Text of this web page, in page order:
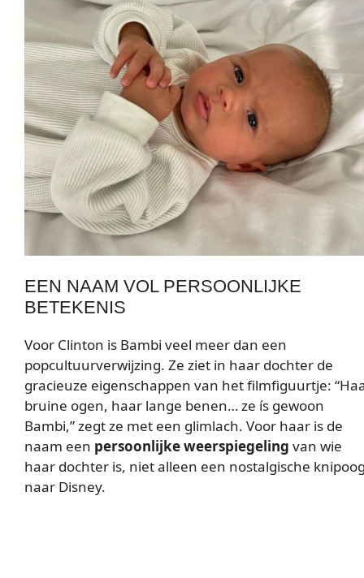
EEN NAAM VOL PERSOONLIJKE
BETEKENIS
Voor Clinton is Bambi veel meer dan een
popcultuurverwijzing. Ze ziet in haar dochter de
gracieuze eigenschappen van het filmfiguurtje:
bruine ogen, haar lange benen… ze ís gewoon
Bambi,” zegt ze met een glimlach. Voor haar is de
naam een persoonlijke weerspiegeling van wie
haar dochter is, niet alleen een nostalgische
naar Disney.